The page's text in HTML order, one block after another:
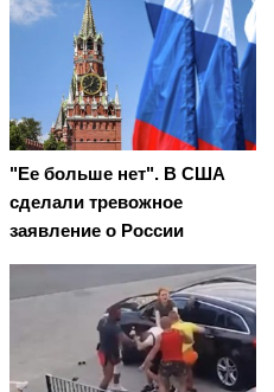
"Ее больше нет". В США
сделали тревожное
заявление о России